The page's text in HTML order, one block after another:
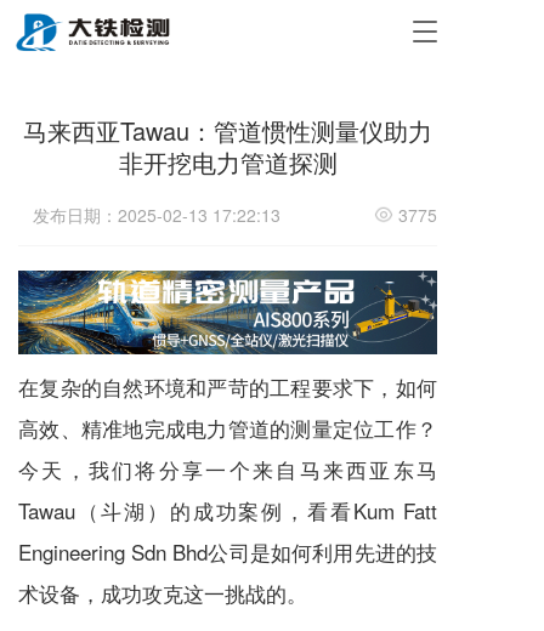
T
l
v
g
a
t
n
马来西亚Tawau：管道惯性测量仪助力
非开挖电力管道探测
发布日期：2025-02-13 17:22:13 3775
在复杂的自然环境和严苛的工程要求下，如何
高效、精准地完成电力管道的测量定位工作？
今天，我们将分享一个来自马来西亚东马
Tawau（斗湖）的成功案例，看看Kum Fatt
Engineering Sdn Bhd公司是如何利用先进的技
术设备，成功攻克这一挑战的。